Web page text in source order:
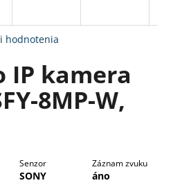
hodnotenia
IP kamera
8MP-W,
Senzor
SONY
Záznam zvuku
áno